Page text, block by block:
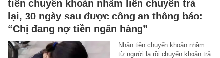
tiền chuyển khoản nhầm liền chuyển trả
lại, 30 ngày sau được công an thông báo:
“Chị đang nợ tiền ngân hàng”
Nhận tiền chuyển khoản nhầm
từ người lạ rồi chuyển khoản trả